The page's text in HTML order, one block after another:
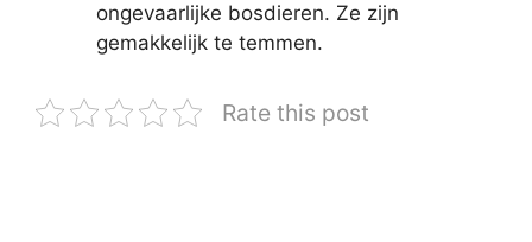
ongevaarlijke bosdieren. Ze zijn
gemakkelijk te temmen.
Rate this post